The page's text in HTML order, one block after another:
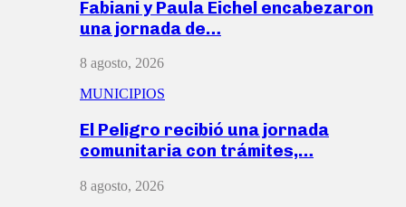
Fabiani y Paula Eichel encabezaron
una jornada de…
8 agosto, 2026
MUNICIPIOS
El Peligro recibió una jornada
comunitaria con trámites,…
8 agosto, 2026